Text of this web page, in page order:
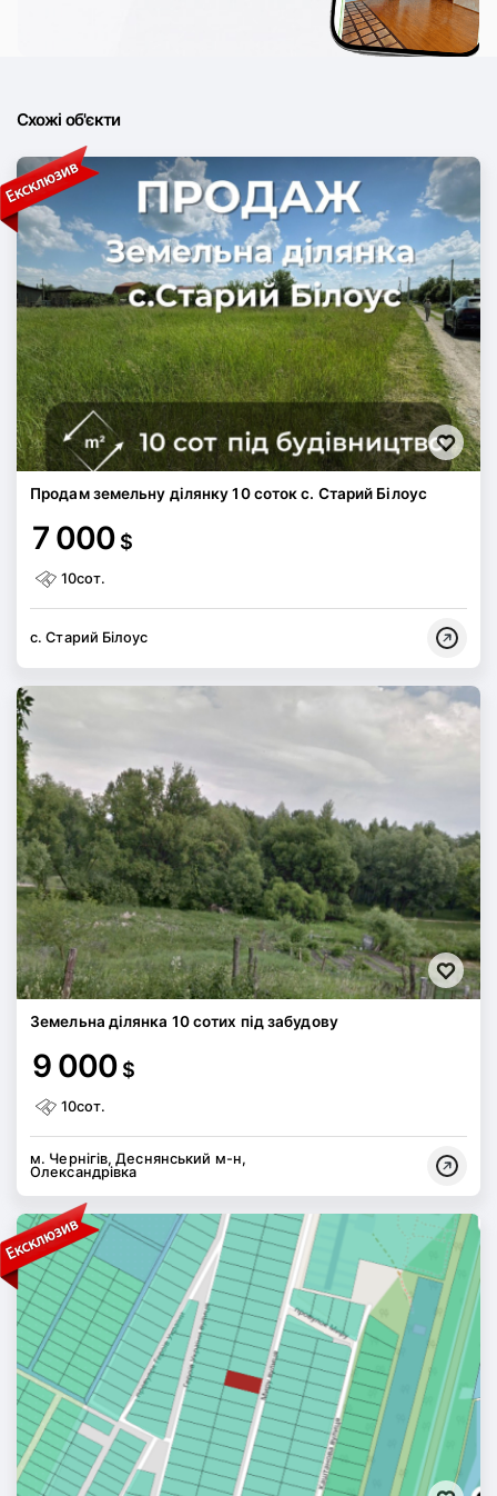
Схожі об'єкти
Продам земельну ділянку 10 соток с. Старий Білоус
7 000 $
10сот.
с. Старий Білоус
Земельна ділянка 10 сотих під забудову
9 000 $
10сот.
м. Чернігів, Деснянський м-н,
Олександрівка